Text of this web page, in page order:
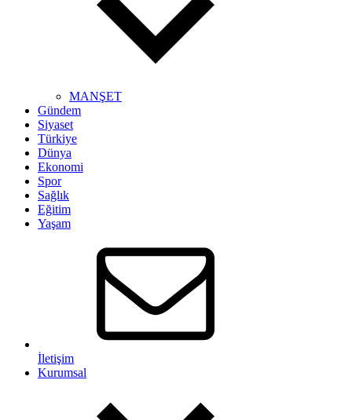
MANŞET
Gündem
Siyaset
Türkiye
Dünya
Ekonomi
Spor
Sağlık
Eğitim
Yaşam
İletişim
Kurumsal